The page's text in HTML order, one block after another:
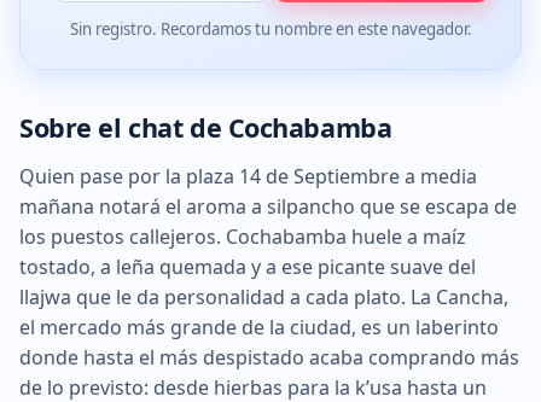
Sin registro. Recordamos tu nombre en este navegador.
Sobre el chat de Cochabamba
Quien pase por la plaza 14 de Septiembre a media
mañana notará el aroma a silpancho que se escapa de
los puestos callejeros. Cochabamba huele a maíz
tostado, a leña quemada y a ese picante suave del
llajwa que le da personalidad a cada plato. La Cancha,
el mercado más grande de la ciudad, es un laberinto
donde hasta el más despistado acaba comprando más
de lo previsto: desde hierbas para la k’usa hasta un